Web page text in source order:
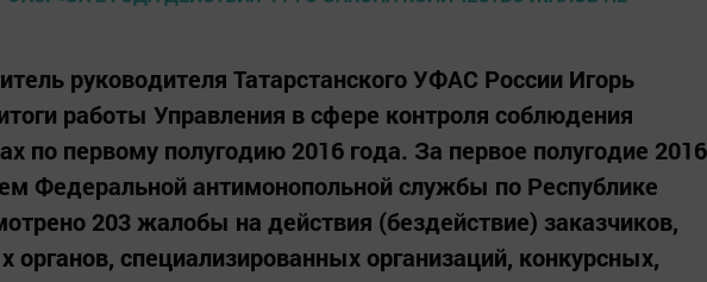
руководителя Татарстанского УФАС России Игорь
работы Управления в сфере контроля соблюдения
по первому полугодию 2016 года. За первое полугодие 2016
Федеральной антимонопольной службы по Республике
203 жалобы на действия (бездействие) заказчиков,
органов, специализированных организаций, конкурсных,